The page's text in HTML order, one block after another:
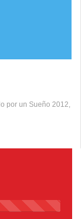
por un Sueño 2012,